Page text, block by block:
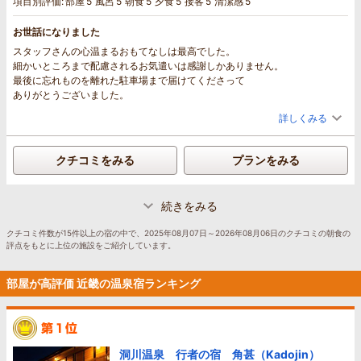
お世話になりました
スタッフさんの心温まるおもてなしは最高でした。
細かいところまで配慮されるお気遣いは感謝しかありません。
最後に忘れものを離れた駐車場まで届けてくださって
ありがとうございました。
詳しくみる
クチコミをみる プランをみる
続きをみる
クチコミ件数が15件以上の宿の中で、2025年08月07日～2026年08月06日のクチコミの朝食の
評点をもとに上位の施設をご紹介しています。
部屋が高評価 近畿の温泉宿ランキング
洞川温泉 行者の宿 角甚（Kadojin）